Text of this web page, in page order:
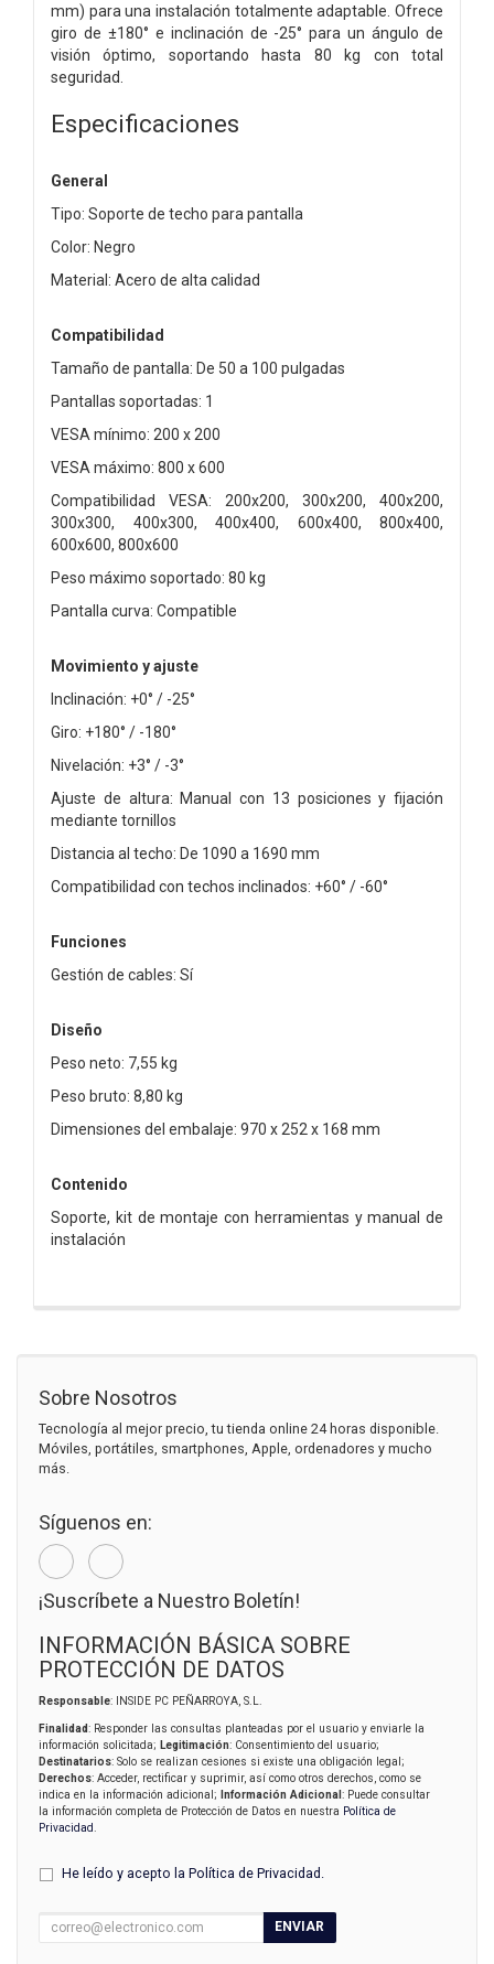
mm) para una instalación totalmente adaptable. Ofrece
giro de ±180° e inclinación de -25° para un ángulo de
visión óptimo, soportando hasta 80 kg con total
seguridad.
Especificaciones
General
Tipo: Soporte de techo para pantalla
Color: Negro
Material: Acero de alta calidad
Compatibilidad
Tamaño de pantalla: De 50 a 100 pulgadas
Pantallas soportadas: 1
VESA mínimo: 200 x 200
VESA máximo: 800 x 600
Compatibilidad VESA: 200x200, 300x200, 400x200,
300x300, 400x300, 400x400, 600x400, 800x400,
600x600, 800x600
Peso máximo soportado: 80 kg
Pantalla curva: Compatible
Movimiento y ajuste
Inclinación: +0° / -25°
Giro: +180° / -180°
Nivelación: +3° / -3°
Ajuste de altura: Manual con 13 posiciones y fijación
mediante tornillos
Distancia al techo: De 1090 a 1690 mm
Compatibilidad con techos inclinados: +60° / -60°
Funciones
Gestión de cables: Sí
Diseño
Peso neto: 7,55 kg
Peso bruto: 8,80 kg
Dimensiones del embalaje: 970 x 252 x 168 mm
Contenido
Soporte, kit de montaje con herramientas y manual de
instalación
Sobre Nosotros
Tecnología al mejor precio, tu tienda online 24 horas disponible.
Móviles, portátiles, smartphones, Apple, ordenadores y mucho
más.
Síguenos en:
¡Suscríbete a Nuestro Boletín!
INFORMACIÓN BÁSICA SOBRE
PROTECCIÓN DE DATOS
Responsable: INSIDE PC PEÑARROYA, S.L.
Finalidad: Responder las consultas planteadas por el usuario y enviarle la
información solicitada; Legitimación: Consentimiento del usuario;
Destinatarios: Solo se realizan cesiones si existe una obligación legal;
Derechos: Acceder, rectificar y suprimir, así como otros derechos, como se
indica en la información adicional;
Información Adicional : Puede consultar
la información completa de Protección de Datos en nuestra Política de
Privacidad
He leído y acepto la Política de Privacidad
ENVIAR